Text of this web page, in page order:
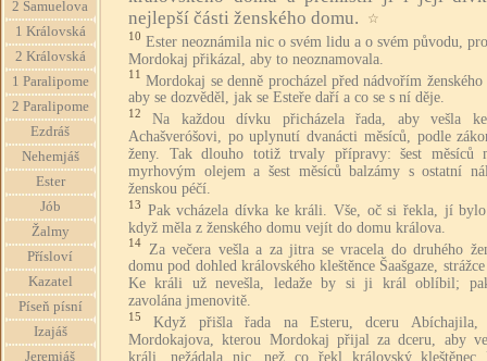
2 Samuelova
1 Královská
2 Královská
1 Paralipome
2 Paralipome
Ezdráš
Nehemjáš
Ester
Jób
Žalmy
Přísloví
Kazatel
Píseň písní
Izajáš
Jeremjáš
nejlepší části ženského domu.
☆
10 Ester neoznámila nic o svém lidu a o svém původu,
Mordokaj přikázal, aby to neoznamovala.
11 Mordokaj se denně procházel před nádvořím ženského
aby se dozvěděl, jak se Esteře daří a co se s ní děje.
12
Na každou dívku přicházela řada, aby vešla
Achašveróšovi, po uplynutí dvanácti měsíců, podle
ženy. Tak dlouho totiž trvaly přípravy: šest měsíců
myrhovým olejem a šest měsíců balzámy s ostatní
ženskou péčí.
13 Pak vcházela dívka ke králi. Vše, oč si řekla, jí
když měla z ženského domu vejít do domu králova.
14
Za večera vešla a za jitra se vracela do druhého
domu pod dohled královského kleštěnce Šaašgaze,
Ke králi už nevešla, ledaže by si ji král oblíbil;
zavolána jmenovitě.
15
Když přišla řada na Esteru, dceru Abíchajila,
Mordokajova, kterou Mordokaj přijal za dceru, aby
králi, nežádala nic, než co řekl královský kleštěnec